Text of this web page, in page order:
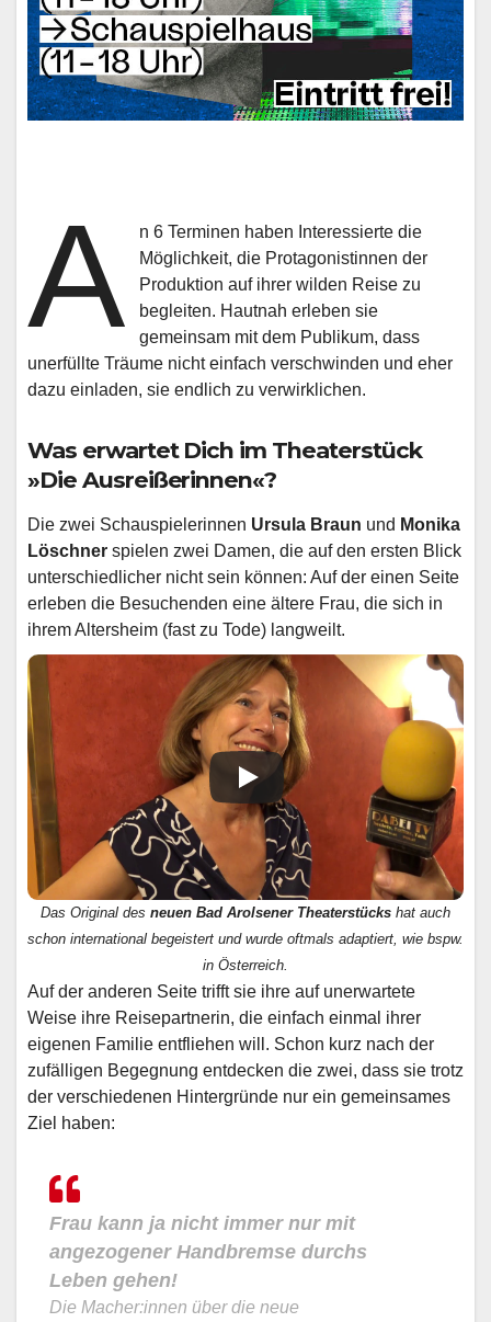
A
n 6 Terminen haben Interessierte die
Möglichkeit, die Protagonistinnen der
Produktion auf ihrer wilden Reise zu
begleiten. Hautnah erleben sie
gemeinsam mit dem Publikum, dass
unerfüllte Träume nicht einfach verschwinden und eher
dazu einladen, sie endlich zu verwirklichen.
Was erwartet Dich im Theaterstück
»Die Ausreißerinnen«?
Die zwei Schauspielerinnen Ursula Braun und Monika
Löschner spielen zwei Damen, die auf den ersten Blick
unterschiedlicher nicht sein können: Auf der einen Seite
erleben die Besuchenden eine ältere Frau, die sich in
ihrem Altersheim (fast zu Tode) langweilt.
Das Original des neuen Bad Arolsener Theaterstücks hat auch
schon international begeistert und wurde oftmals adaptiert, wie bspw.
in Österreich.
Auf der anderen Seite trifft sie ihre auf unerwartete
Weise ihre Reisepartnerin, die einfach einmal ihrer
eigenen Familie entfliehen will. Schon kurz nach der
zufälligen Begegnung entdecken die zwei, dass sie trotz
der verschiedenen Hintergründe nur ein gemeinsames
Ziel haben:
Frau kann ja nicht immer nur mit
angezogener Handbremse durchs
Leben gehen!
Die Macher:innen über die neue